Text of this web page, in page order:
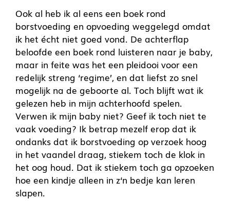
Ook al heb ik al eens een boek rond
borstvoeding en opvoeding weggelegd omdat
ik het écht niet goed vond. De achterflap
beloofde een boek rond luisteren naar je baby,
maar in feite was het een pleidooi voor een
redelijk streng ‘regime’, en dat liefst zo snel
mogelijk na de geboorte al. Toch blijft wat ik
gelezen heb in mijn achterhoofd spelen.
Verwen ik mijn baby niet? Geef ik toch niet te
vaak voeding? Ik betrap mezelf erop dat ik
ondanks dat ik borstvoeding op verzoek hoog
in het vaandel draag, stiekem toch de klok in
het oog houd. Dat ik stiekem toch ga opzoeken
hoe een kindje alleen in z‘n bedje kan leren
slapen.